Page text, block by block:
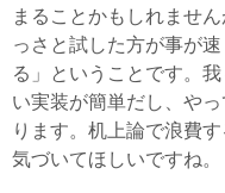
まることかもしれませ
っさと試した方が事が
る」ということです。
い実装が簡単だし、や
ります。机上論で浪費
気づいてほしいですね。